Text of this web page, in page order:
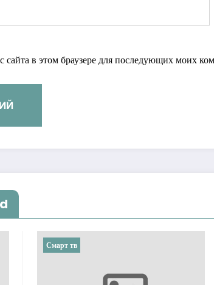
в этом браузере для последующих моих
Смарт тв